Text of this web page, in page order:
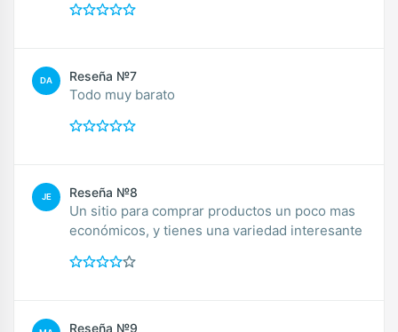
DA Reseña №7
Todo muy barato
JE Reseña №8
Un sitio para comprar productos un poco mas
económicos, y tienes una variedad interesante
Reseña №9